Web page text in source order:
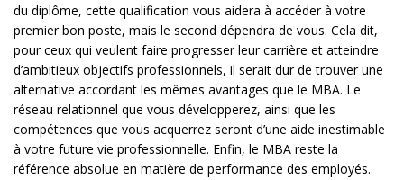
du diplôme, cette qualification vous aidera à accéder à votre
premier bon poste, mais le second dépendra de vous. Cela dit,
pour ceux qui veulent faire progresser leur carrière et atteindre
d’ambitieux objectifs professionnels, il serait dur de trouver une
alternative accordant les mêmes avantages que le MBA. Le
réseau relationnel que vous développerez, ainsi que les
compétences que vous acquerrez seront d’une aide inestimable
à votre future vie professionnelle. Enfin, le MBA reste la
référence absolue en matière de performance des employés.